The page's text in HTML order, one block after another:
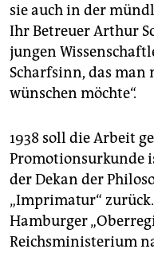
sie auch in der
Ihr Betreuer Arthur
jungen
Scharfsinn, das
wünschen möchte“.
1938 soll die Arbeit
Promotionsurkunde
der Dekan der
„Imprimatur“
Hamburger
Reichsministerium